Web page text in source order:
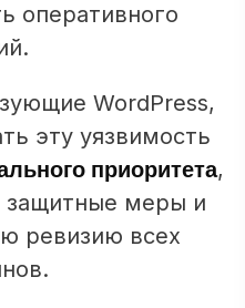
оперативного
WordPress,
эту уязвимость
приоритета,
защитные меры и
ревизию всех